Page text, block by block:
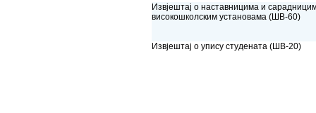
Извјештај о наставницима и
високошколским установама (ШВ-60)
Извјештај о упису студената (ШВ-20)